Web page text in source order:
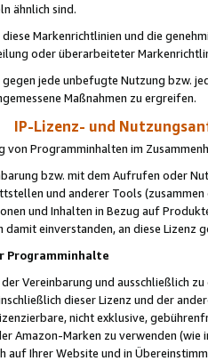
ähnlich sind.
Markenrichtlinien und die
oder überarbeiteter
gegen jede unbefugte Nutzung bzw.
Maßnahmen zu ergreifen.
IP-Lizenz- und
von Programminhalten im
bzw. mit dem Aufrufen oder
und anderer Tools (zusammen
und Inhalten in Bezug auf
damit einverstanden, an diese Lizenz
Programminhalte
Vereinbarung und ausschließlich
dieser Lizenz und der
nicht exklusive,
Amazon-Marken zu verwenden
auf Ihrer Website und in